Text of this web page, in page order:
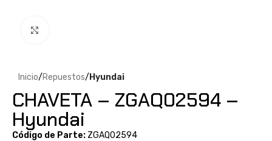
Inicio Repuestos Hyundai
CHAVETA – ZGAQ02594 –
Hyundai
Código de Parte: ZGAQ02594